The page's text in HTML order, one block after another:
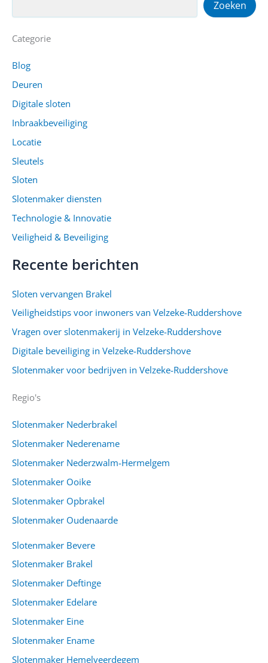
Zoeken
Categorie
Blog
Deuren
Digitale sloten
Inbraakbeveiliging
Locatie
Sleutels
Sloten
Slotenmaker diensten
Technologie & Innovatie
Veiligheid & Beveiliging
Recente berichten
Sloten vervangen Brakel
Veiligheidstips voor inwoners van Velzeke-Ruddershove
Vragen over slotenmakerij in Velzeke-Ruddershove
Digitale beveiliging in Velzeke-Ruddershove
Slotenmaker voor bedrijven in Velzeke-Ruddershove
Regio's
Slotenmaker Nederbrakel
Slotenmaker Nederename
Slotenmaker Nederzwalm-Hermelgem
Slotenmaker Ooike
Slotenmaker Opbrakel
Slotenmaker Oudenaarde
Slotenmaker Bevere
Slotenmaker Brakel
Slotenmaker Deftinge
Slotenmaker Edelare
Slotenmaker Eine
Slotenmaker Ename
Slotenmaker Hemelveerdegem